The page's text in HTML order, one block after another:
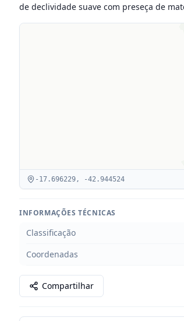
de declividade suave com preseça de
-17.696229, -42.944524
INFORMAÇÕES TÉCNICAS
Classificação
Coordenadas
Compartilhar